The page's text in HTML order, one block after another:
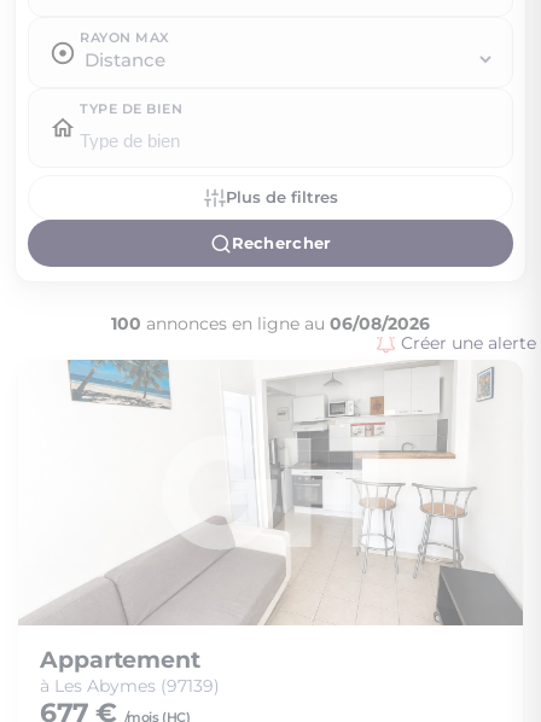
RAYON MAX
TYPE DE BIEN
Plus de filtres
Rechercher
100 annonces en ligne au 06/08/2026
Créer une alerte
Appartement
à Les Abymes (97139)
677 € /mois (HC)